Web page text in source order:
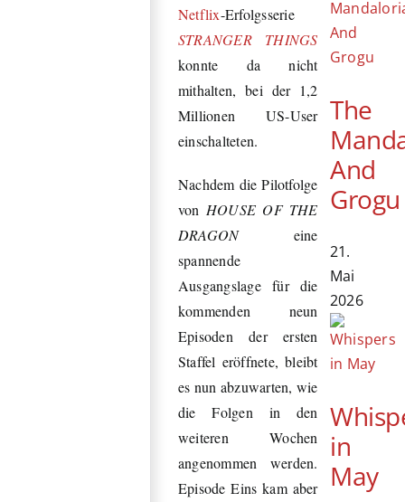
Netflix-Erfolgsserie
STRANGER THINGS
konnte da nicht
mithalten, bei der 1,2
Millionen US-User
einschalteten.
Nachdem die Pilotfolge
von HOUSE OF THE
DRAGONeine
spannende
Ausgangslage für die
kommenden neun
Episoden der ersten
Staffel eröffnete, bleibt
es nun abzuwarten, wie
die Folgen in den
weiteren Wochen
angenommen werden.
Episode Eins kam aber
The
And
Grogu
21.
Mai
2026
in
May